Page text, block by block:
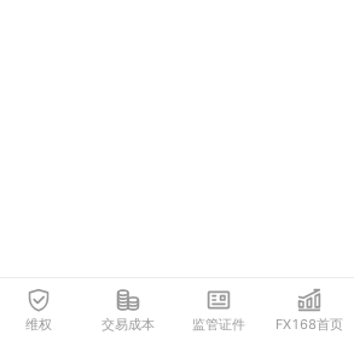
维权 交易成本 监管证件 FX168首页